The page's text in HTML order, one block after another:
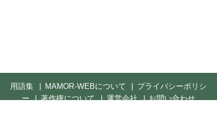
用語集 MAMOR-WEBについて
プライバシーポリシ
ー
著作権について 運営会社
お問い合わせ